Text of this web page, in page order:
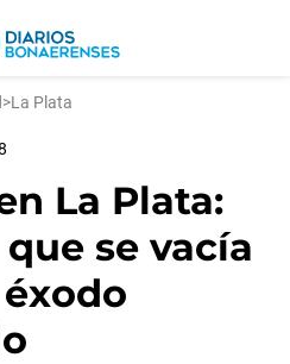
>La Plata
La Plata:
se vacía